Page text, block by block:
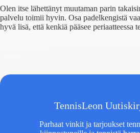
Olen itse lähettänyt muutaman parin
palvelu toimii hyvin. Osa padelkengistä
hyvä lisä, että kenkiä pääsee periaatteessa
TennisLeon
Parhaat vinkit ja tarjoukset